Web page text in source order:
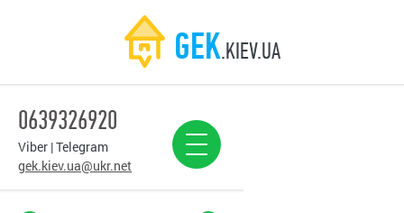
GEK.KIEV.UA
0639326920
Viber | Telegram
gek.kiev.ua@ukr.net